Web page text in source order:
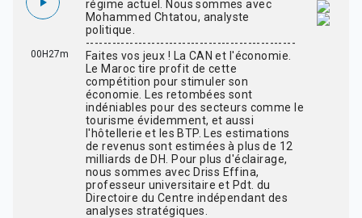
00H27m
régime actuel. Nous sommes avec
Mohammed Chtatou, analyste
politique.
------------------------------------------------
Faites vos jeux ! La CAN et l'économie.
Le Maroc tire profit de cette
compétition pour stimuler son
économie. Les retombées sont
indéniables pour des secteurs comme le
tourisme évidemment, et aussi
l'hôtellerie et les BTP. Les estimations
de revenus sont estimées à plus de 12
milliards de DH. Pour plus d'éclairage,
nous sommes avec Driss Effina,
professeur universitaire et Pdt. du
Directoire du Centre indépendant des
analyses stratégiques.